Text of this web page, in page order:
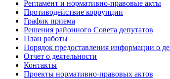
Регламент и нормативно-правовые акты
Противодействие коррупции
График приема
Решения районного Совета депутатов
План работы
Порядок предоставления информации о
Отчет о деятельности
Контакты
Проекты нормативно-правовых актов